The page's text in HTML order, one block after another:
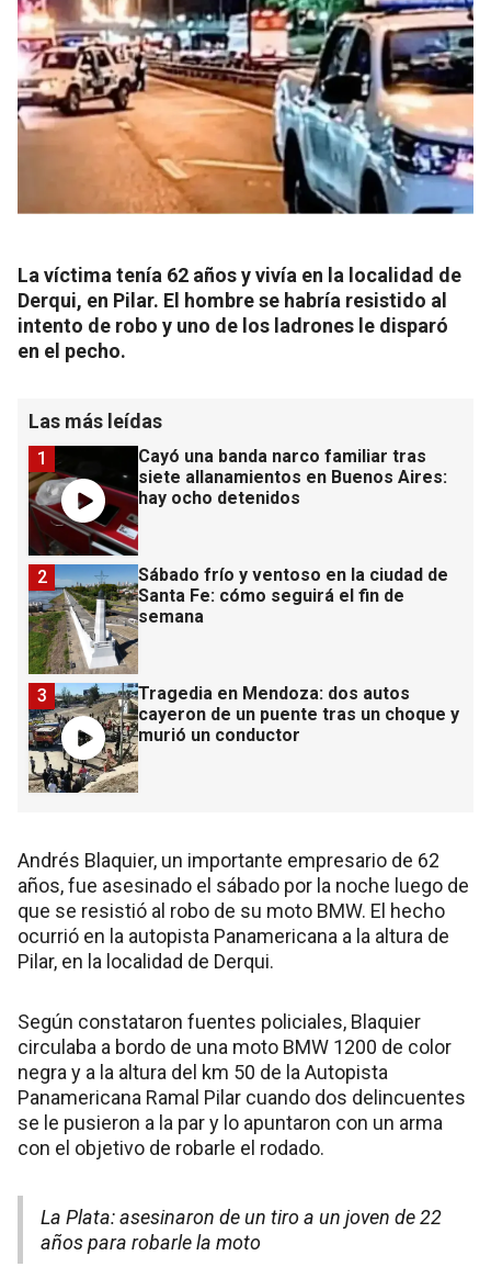
La víctima tenía 62 años y vivía en la localidad de
Derqui, en Pilar. El hombre se habría resistido al
intento de robo y uno de los ladrones le disparó
en el pecho.
Las más leídas
Cayó una banda narco familiar tras
siete allanamientos en Buenos Aires:
hay ocho detenidos
1
Sábado frío y ventoso en la ciudad de
Santa Fe: cómo seguirá el fin de
semana
2
Tragedia en Mendoza: dos autos
cayeron de un puente tras un choque y
murió un conductor
3
Andrés Blaquier, un importante empresario de 62
años, fue asesinado el sábado por la noche luego de
que se resistió al robo de su moto BMW. El hecho
ocurrió en la autopista Panamericana a la altura de
Pilar, en la localidad de Derqui.
Según constataron fuentes policiales, Blaquier
circulaba a bordo de una moto BMW 1200 de color
negra y a la altura del km 50 de la Autopista
Panamericana Ramal Pilar cuando dos delincuentes
se le pusieron a la par y lo apuntaron con un arma
con el objetivo de robarle el rodado.
La Plata: asesinaron de un tiro a un joven de 22
años para robarle la moto